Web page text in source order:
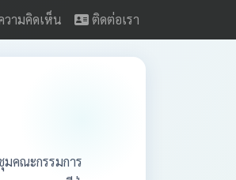
วามคิดเห็น ติดต่อเรา
คณะกรรมการ